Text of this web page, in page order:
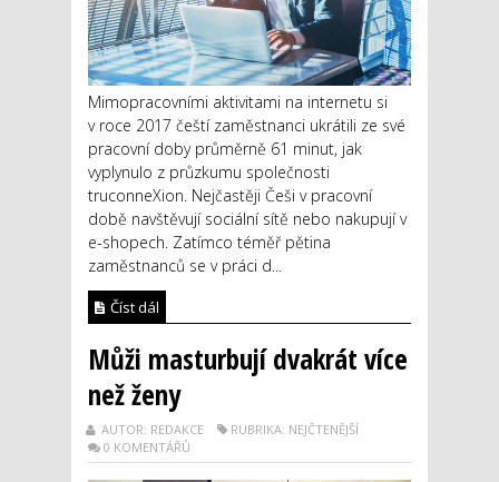
Mimopracovními aktivitami na internetu si
v roce 2017 čeští zaměstnanci ukrátili ze své
pracovní doby průměrně 61 minut, jak
vyplynulo z průzkumu společnosti
truconneXion. Nejčastěji Češi v pracovní
době navštěvují sociální sítě nebo nakupují v
e-shopech. Zatímco téměř pětina
zaměstnanců se v práci d...
Číst dál
Můži masturbují dvakrát více
než ženy
AUTOR: REDAKCE
RUBRIKA: NEJČTENĚJŠÍ
0 KOMENTÁŘŮ